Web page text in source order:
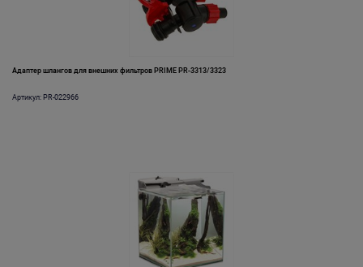
Адаптер шлангов для внешних фильтров PRIME PR-3313/3323
Артикул: PR-022966